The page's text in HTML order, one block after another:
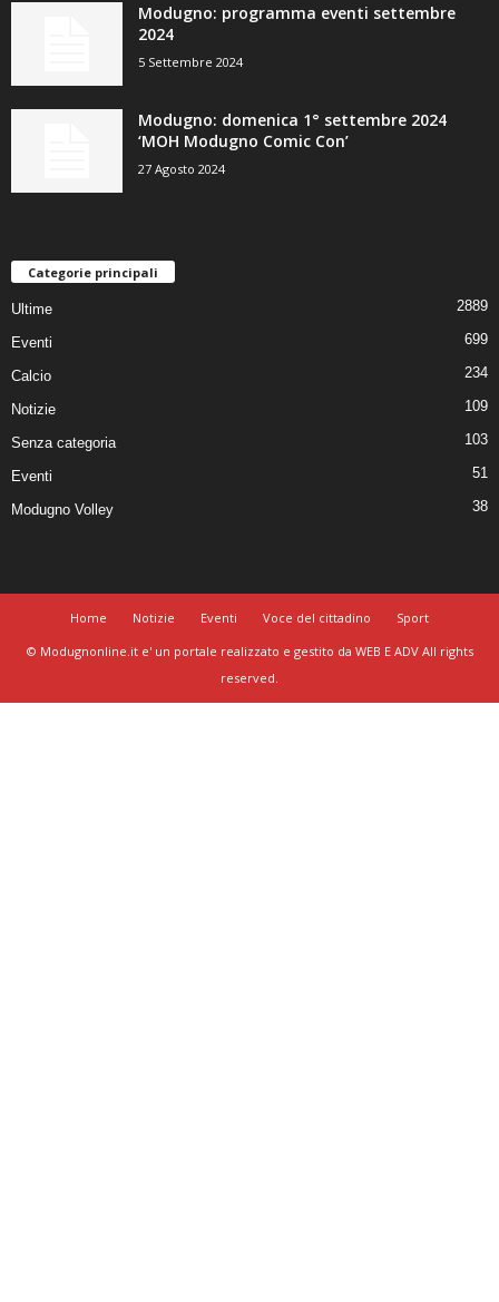
Modugno: programma eventi settembre
2024
5 Settembre 2024
Modugno: domenica 1° settembre 2024
‘MOH Modugno Comic Con’
27 Agosto 2024
Categorie principali
Ultime 2889
Eventi 699
Calcio 234
Notizie 109
Senza categoria 103
Eventi 51
Modugno Volley 38
Home Notizie Eventi Voce del cittadino
Sport
© Modugnonline.it e' un portale realizzato e gestito da WEB E ADV All rights
reserved.